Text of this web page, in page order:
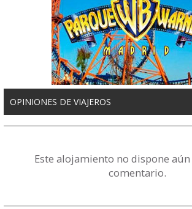
OPINIONES DE VIAJEROS
Este alojamiento no dispone
comentario.